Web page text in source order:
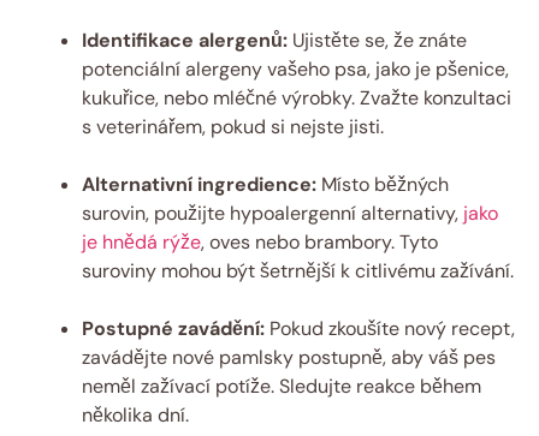
Identifikace alergenů: Ujistěte se, že znáte
potenciální alergeny vašeho psa, jako je pšenice,
kukuřice, nebo mléčné výrobky. Zvažte konzultaci
s veterinářem, pokud si nejste jisti.
Alternativní ingredience: Místo běžných
surovin, použijte hypoalergenní alternativy, jako
je hnědá rýže, oves nebo brambory. Tyto
suroviny mohou být šetrnější k citlivému zažívání.
Postupné zavádění: Pokud zkoušíte nový recept,
zavádějte nové pamlsky postupně, aby váš pes
neměl zažívací potíže. Sledujte reakce během
několika dní.